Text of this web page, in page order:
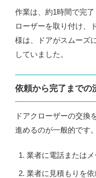
作業は、約1時間で完
ローザーを取り付け、
様は、ドアがスムーズ
していました。
依頼から完了までの
ドアクローザーの交換
進めるのが一般的です。
業者に電話または
業者に見積もりを依